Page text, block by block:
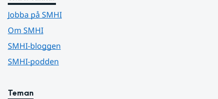
Jobba på SMHI
Om SMHI
SMHI-bloggen
SMHI-podden
Teman